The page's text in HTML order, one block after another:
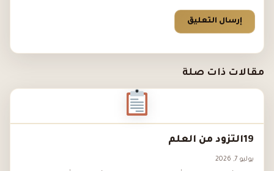
مقالات ذات صلة
19التزود من العلم
يوليو 7, 2026